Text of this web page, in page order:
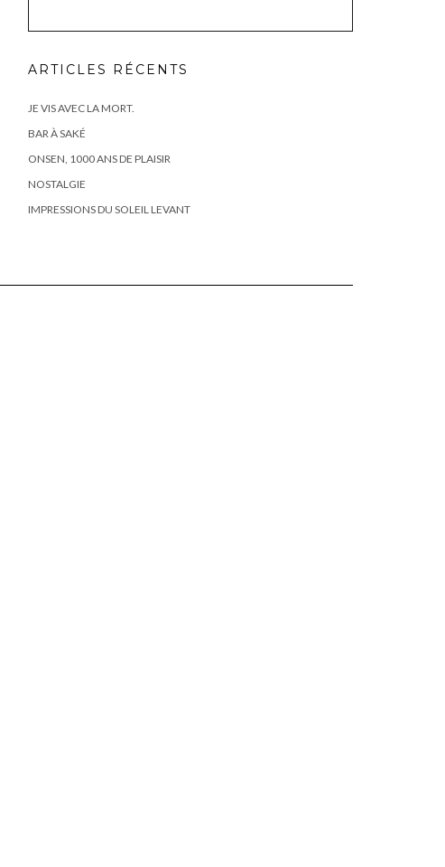
ARTICLES RÉCENTS
JE VIS AVEC LA MORT.
BAR À SAKÉ
ONSEN, 1000 ANS DE PLAISIR
NOSTALGIE
IMPRESSIONS DU SOLEIL LEVANT